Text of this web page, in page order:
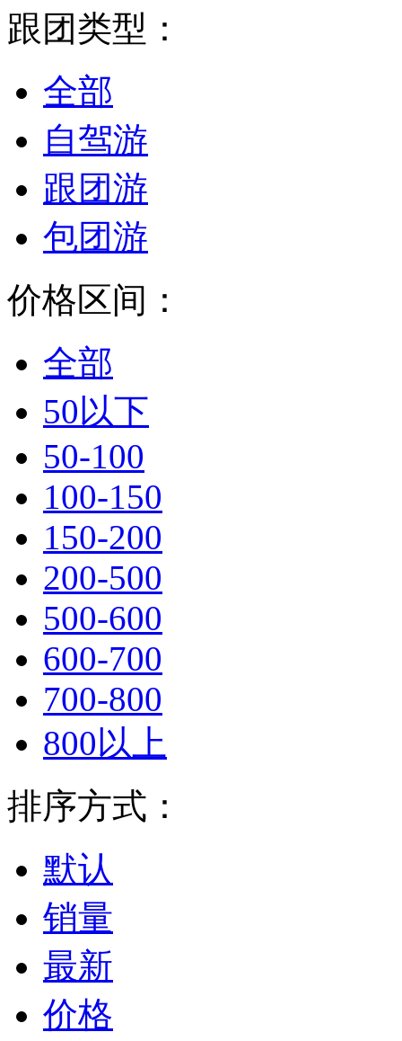
跟团类型：
全部
自驾游
跟团游
包团游
价格区间：
全部
50以下
50-100
100-150
150-200
200-500
500-600
600-700
700-800
800以上
排序方式：
默认
销量
最新
价格